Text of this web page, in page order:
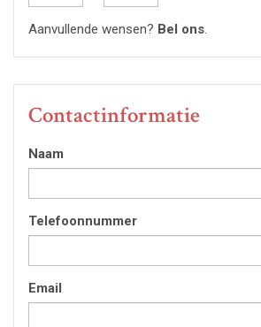
Aanvullende wensen? Bel ons
Contactinformatie
Naam
Telefoonnummer
Email